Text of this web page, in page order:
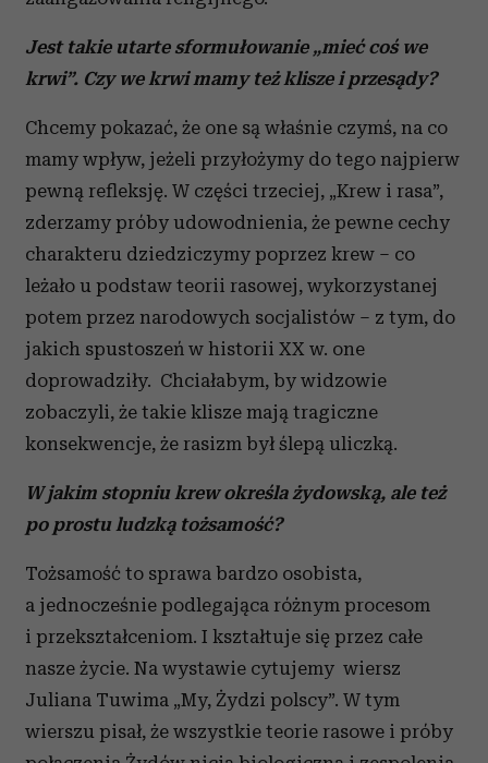
Jest takie utarte sformułowanie „mieć coś we
krwi”. Czy we krwi mamy też klisze i przesądy?
Chcemy pokazać, że one są właśnie czymś, na co
mamy wpływ, jeżeli przyłożymy do tego najpierw
pewną refleksję. W części trzeciej, „Krew i rasa”,
zderzamy próby udowodnienia, że pewne cechy
charakteru dziedziczymy poprzez krew – co
leżało u podstaw teorii rasowej, wykorzystanej
potem przez narodowych socjalistów – z tym, do
jakich spustoszeń w historii XX w. one
doprowadziły. Chciałabym, by widzowie
zobaczyli, że takie klisze mają tragiczne
konsekwencje, że rasizm był ślepą uliczką.
W jakim stopniu krew określa żydowską, ale też
po prostu ludzką tożsamość?
Tożsamość to sprawa bardzo osobista,
a jednocześnie podlegająca różnym procesom
i przekształceniom. I kształtuje się przez całe
nasze życie. Na wystawie cytujemy wiersz
Juliana Tuwima „My, Żydzi polscy”. W tym
wierszu pisał, że wszystkie teorie rasowe i próby